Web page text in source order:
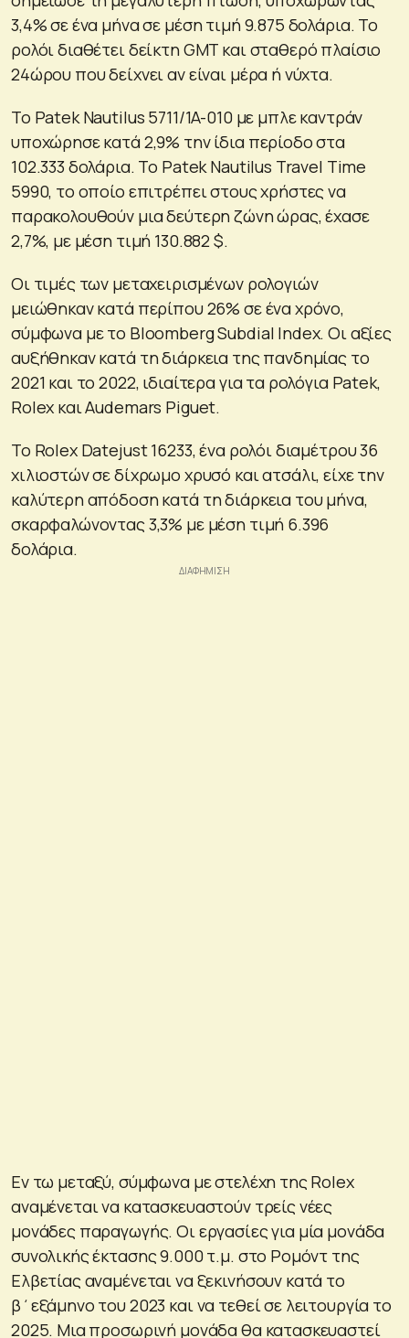
3,4% σε ένα μήνα σε μέση τιμή 9.875 δολάρια. Το
ρολόι διαθέτει δείκτη GMT και σταθερό πλαίσιο
24ώρου που δείχνει αν είναι μέρα ή νύχτα.
Το Patek Nautilus 5711/1A-010 με μπλε καντράν
υποχώρησε κατά 2,9% την ίδια περίοδο στα
102.333 δολάρια. Το Patek Nautilus Travel Time
5990, το οποίο επιτρέπει στους χρήστες να
παρακολουθούν μια δεύτερη ζώνη ώρας, έχασε
2,7%, με μέση τιμή 130.882 $.
Οι τιμές των μεταχειρισμένων ρολογιών
μειώθηκαν κατά περίπου 26% σε ένα χρόνο,
σύμφωνα με το Bloomberg Subdial Index. Οι αξίες
αυξήθηκαν κατά τη διάρκεια της πανδημίας το
2021 και το 2022, ιδιαίτερα για τα ρολόγια Patek,
Rolex και Audemars Piguet.
Το Rolex Datejust 16233, ένα ρολόι διαμέτρου 36
χιλιοστών σε δίχρωμο χρυσό και ατσάλι, είχε την
καλύτερη απόδοση κατά τη διάρκεια του μήνα,
σκαρφαλώνοντας 3,3% με μέση τιμή 6.396
δολάρια.
Εν τω μεταξύ, σύμφωνα με στελέχη της Rolex
αναμένεται να κατασκευαστούν τρείς νέες
μονάδες παραγωγής. Οι εργασίες για μία μονάδα
συνολικής έκτασης 9.000 τ.μ. στο Ρομόντ της
Ελβετίας αναμένεται να ξεκινήσουν κατά το
β΄εξάμηνο του 2023 και να τεθεί σε λειτουργία το
2025. Μια προσωρινή μονάδα θα κατασκευαστεί